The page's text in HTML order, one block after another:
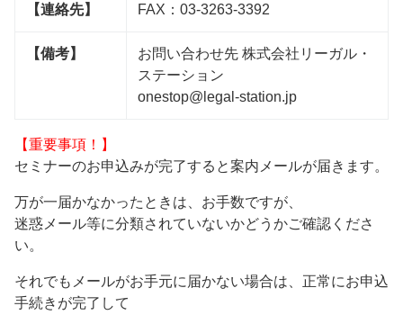
【連絡先】 FAX：03-3263-3392
【備考】
お問い合わせ先 株式会社リーガル・
ステーション
onestop@legal-station.jp
【重要事項！】
セミナーのお申込みが完了すると案内メールが届きます。
万が一届かなかったときは、お手数ですが、
迷惑メール等に分類されていないかどうかご確認くださ
い。
それでもメールがお手元に届かない場合は、正常にお申込
手続きが完了して